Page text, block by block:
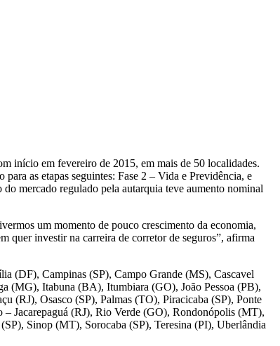
início em fevereiro de 2015, em mais de 50 localidades.
as etapas seguintes: Fase 2 – Vida e Previdência, e
mercado regulado pela autarquia teve aumento nominal
um momento de pouco crescimento da economia,
quer investir na carreira de corretor de seguros”, afirma
(DF), Campinas (SP), Campo Grande (MS), Cascavel
(MG), Itabuna (BA), Itumbiara (GO), João Pessoa (PB),
Osasco (SP), Palmas (TO), Piracicaba (SP), Ponte
Jacarepaguá (RJ), Rio Verde (GO), Rondonópolis (MT),
Sinop (MT), Sorocaba (SP), Teresina (PI), Uberlândia